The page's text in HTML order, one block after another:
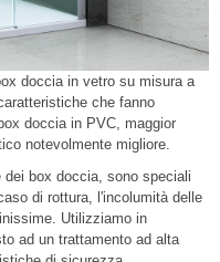
doccia in vetro su misura a
che fanno
doccia in PVC, maggior
notevolmente migliore.
dei box doccia, sono speciali
di rottura, l'incolumità delle
Utilizziamo in
ad un trattamento ad alta